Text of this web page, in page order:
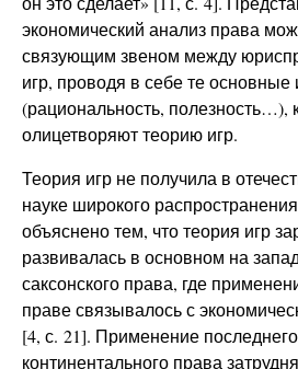
экономический анализ права
связующим звеном между
игр, проводя в себе те основные
(рациональность, полезность…),
олицетворяют теорию игр.
Теория игр не получила в
науке широкого
объяснено тем, что теория игр
развивалась в основном на
саксонского права, где
праве связывалось с
[4, с. 21]. Применение
континентального права